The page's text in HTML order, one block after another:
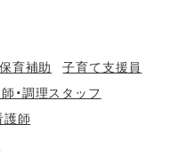
保育補助
子育て支援員
・調理スタッフ
護師